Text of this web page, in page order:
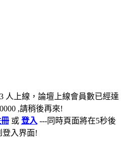
人上線，論壇上線會員數已經達
,請稍後再來!
或 登入 ---同時頁面將在5秒後
登入界面!